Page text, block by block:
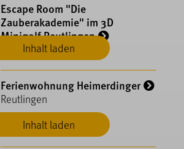
Inhalt laden
Escape Room "Die
Zauberakademie" im 3D
Minigolf Reutlingen
Reutlingen
Inhalt laden
Ferienwohnung Heimerdinger
Reutlingen